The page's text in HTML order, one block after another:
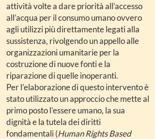
attività volte a dare priorità all’accesso
all’acqua per il consumo umano ovvero
agli utilizzi più direttamente legati alla
sussistenza, rivolgendo un appello alle
organizzazioni umanitarie per la
costruzione di nuove fonti e la
riparazione di quelle inoperanti.
Per l’elaborazione di questo intervento è
stato utilizzato un approccio che mette al
primo posto l’essere umano, la sua
dignità e la tutela dei diritti
fondamentali (Human Rights Based